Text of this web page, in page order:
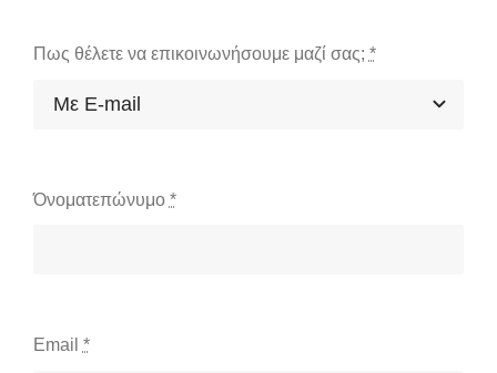
Πως θέλετε να επικοινωνήσουμε μαζί σας; *
Όνοματεπώνυμο *
Email *